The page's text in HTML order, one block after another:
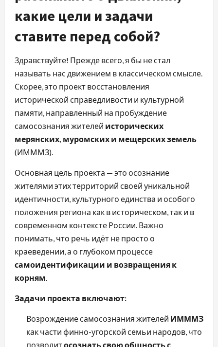
какие цели и задачи
ставите перед собой?
Здравствуйте! Прежде всего, я бы не стал
называть нас движением в классическом смысле.
Скорее, это проект восстановления
исторической справедливости и культурной
памяти, направленный на пробуждение
самосознания жителей исторических
мерянских, муромских и мещерских земель
(ИМММЗ).
Основная цель проекта — это осознание
жителями этих территорий своей уникальной
идентичности, культурного единства и особого
положения региона как в историческом, так и в
современном контексте России. Важно
понимать, что речь идёт не просто о
краеведении, а о глубоком процессе
самоидентификации и возвращения к
корням
Задачи проекта включают:
Возрождение самосознания жителей ИМММЗ
как части финно-угорской семьи народов, что
позволитосознать свою общность с